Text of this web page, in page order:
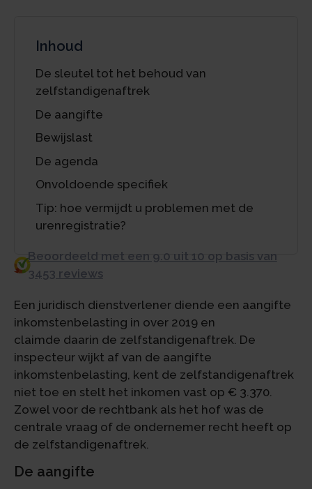
Inhoud
De sleutel tot het behoud van
zelfstandigenaftrek
De aangifte
Bewijslast
De agenda
Onvoldoende specifiek
Tip: hoe vermijdt u problemen met de
urenregistratie?
Beoordeeld met een 9.0 uit 10 op basis van
3453 reviews
Een juridisch dienstverlener diende een aangifte
inkomstenbelasting in over 2019 en
claimde daarin de zelfstandigenaftrek. De
inspecteur wijkt af van de aangifte
inkomstenbelasting, kent de zelfstandigenaftrek
niet toe en stelt het inkomen vast op € 3.370.
Zowel voor de rechtbank als het hof was de
centrale vraag of de ondernemer recht heeft op
de zelfstandigenaftrek.
De aangifte